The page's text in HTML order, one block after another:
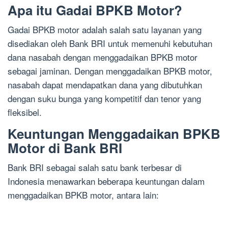
Apa itu Gadai BPKB Motor?
Gadai BPKB motor adalah salah satu layanan yang
disediakan oleh Bank BRI untuk memenuhi kebutuhan
dana nasabah dengan menggadaikan BPKB motor
sebagai jaminan. Dengan menggadaikan BPKB motor,
nasabah dapat mendapatkan dana yang dibutuhkan
dengan suku bunga yang kompetitif dan tenor yang
fleksibel.
Keuntungan Menggadaikan BPKB
Motor di Bank BRI
Bank BRI sebagai salah satu bank terbesar di
Indonesia menawarkan beberapa keuntungan dalam
menggadaikan BPKB motor, antara lain: